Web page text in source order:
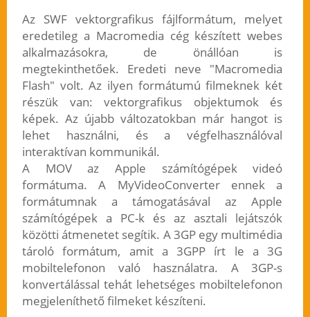
Az SWF vektorgrafikus fájlformátum, melyet
eredetileg a Macromedia cég készített webes
alkalmazásokra, de önállóan is
megtekinthetőek. Eredeti neve "Macromedia
Flash" volt. Az ilyen formátumú filmeknek két
részük van: vektorgrafikus objektumok és
képek. Az újabb változatokban már hangot is
lehet használni, és a végfelhasználóval
interaktívan kommunikál.
A MOV az Apple számítógépek videó
formátuma. A MyVideoConverter ennek a
formátumnak a támogatásával az Apple
számítógépek a PC-k és az asztali lejátszók
közötti átmenetet segítik. A 3GP egy multimédia
tároló formátum, amit a 3GPP írt le a 3G
mobiltelefonon való használatra. A 3GP-s
konvertálással tehát lehetséges mobiltelefonon
megjeleníthető filmeket készíteni.